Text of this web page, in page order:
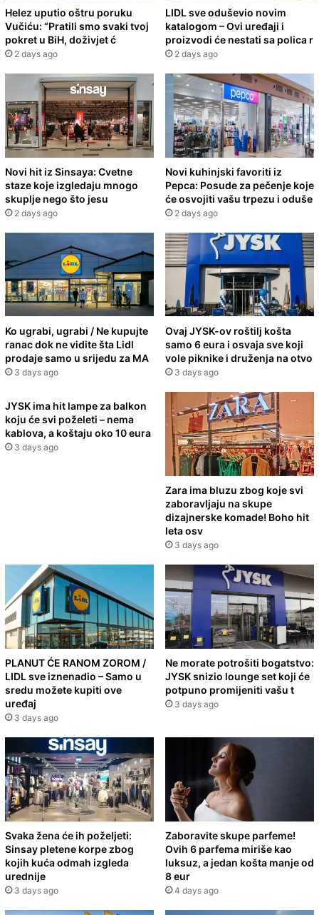
Helez uputio oštru poruku
Vučiću: “Pratili smo svaki tvoj
pokret u BiH, doživjet ć
2 days ago
LIDL sve oduševio novim
katalogom – Ovi uređaji i
proizvodi će nestati sa polica r
2 days ago
Novi hit iz Sinsaya: Cvetne
staze koje izgledaju mnogo
skuplje nego što jesu
2 days ago
Novi kuhinjski favoriti iz
Pepca: Posude za pečenje koje
će osvojiti vašu trpezu i oduše
2 days ago
Ko ugrabi, ugrabi / Ne kupujte
ranac dok ne vidite šta Lidl
prodaje samo u srijedu za MA
3 days ago
Ovaj JYSK-ov roštilj košta
samo 6 eura i osvaja sve koji
vole piknike i druženja na otvo
3 days ago
JYSK ima hit lampe za balkon
koju će svi poželeti – nema
kablova, a koštaju oko 10 eura
3 days ago
Zara ima bluzu zbog koje svi
zaboravljaju na skupe
dizajnerske komade! Boho hit
leta osv
3 days ago
PLANUT ĆE RANOM ZOROM /
LIDL sve iznenadio – Samo u
sredu možete kupiti ove
uređaj
3 days ago
Ne morate potrošiti bogatstvo:
JYSK snizio lounge set koji će
potpuno promijeniti vašu t
3 days ago
Svaka žena će ih poželjeti:
Sinsay pletene korpe zbog
kojih kuća odmah izgleda
urednije
3 days ago
Zaboravite skupe parfeme!
Ovih 6 parfema miriše kao
luksuz, a jedan košta manje od
8 eur
4 days ago